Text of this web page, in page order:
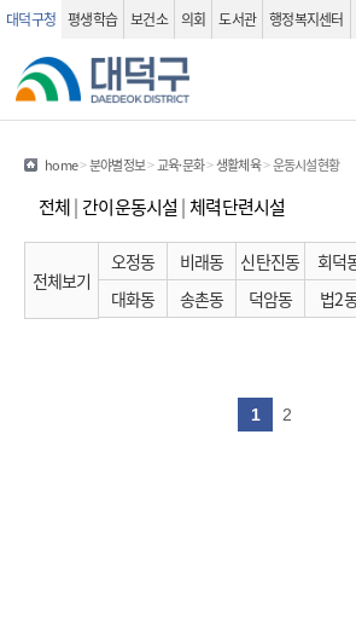
대덕구청 평생학습 보건소 의회 도서관 행정복지센터
home>분야별정보>교육·문화>생활체육>운동시설현황
전체| 간이운동시설 |체력단련시설
전체보기
오정동 비래동 신탄진동 회덕
대화동
송촌동 덕암동 법2
1 2